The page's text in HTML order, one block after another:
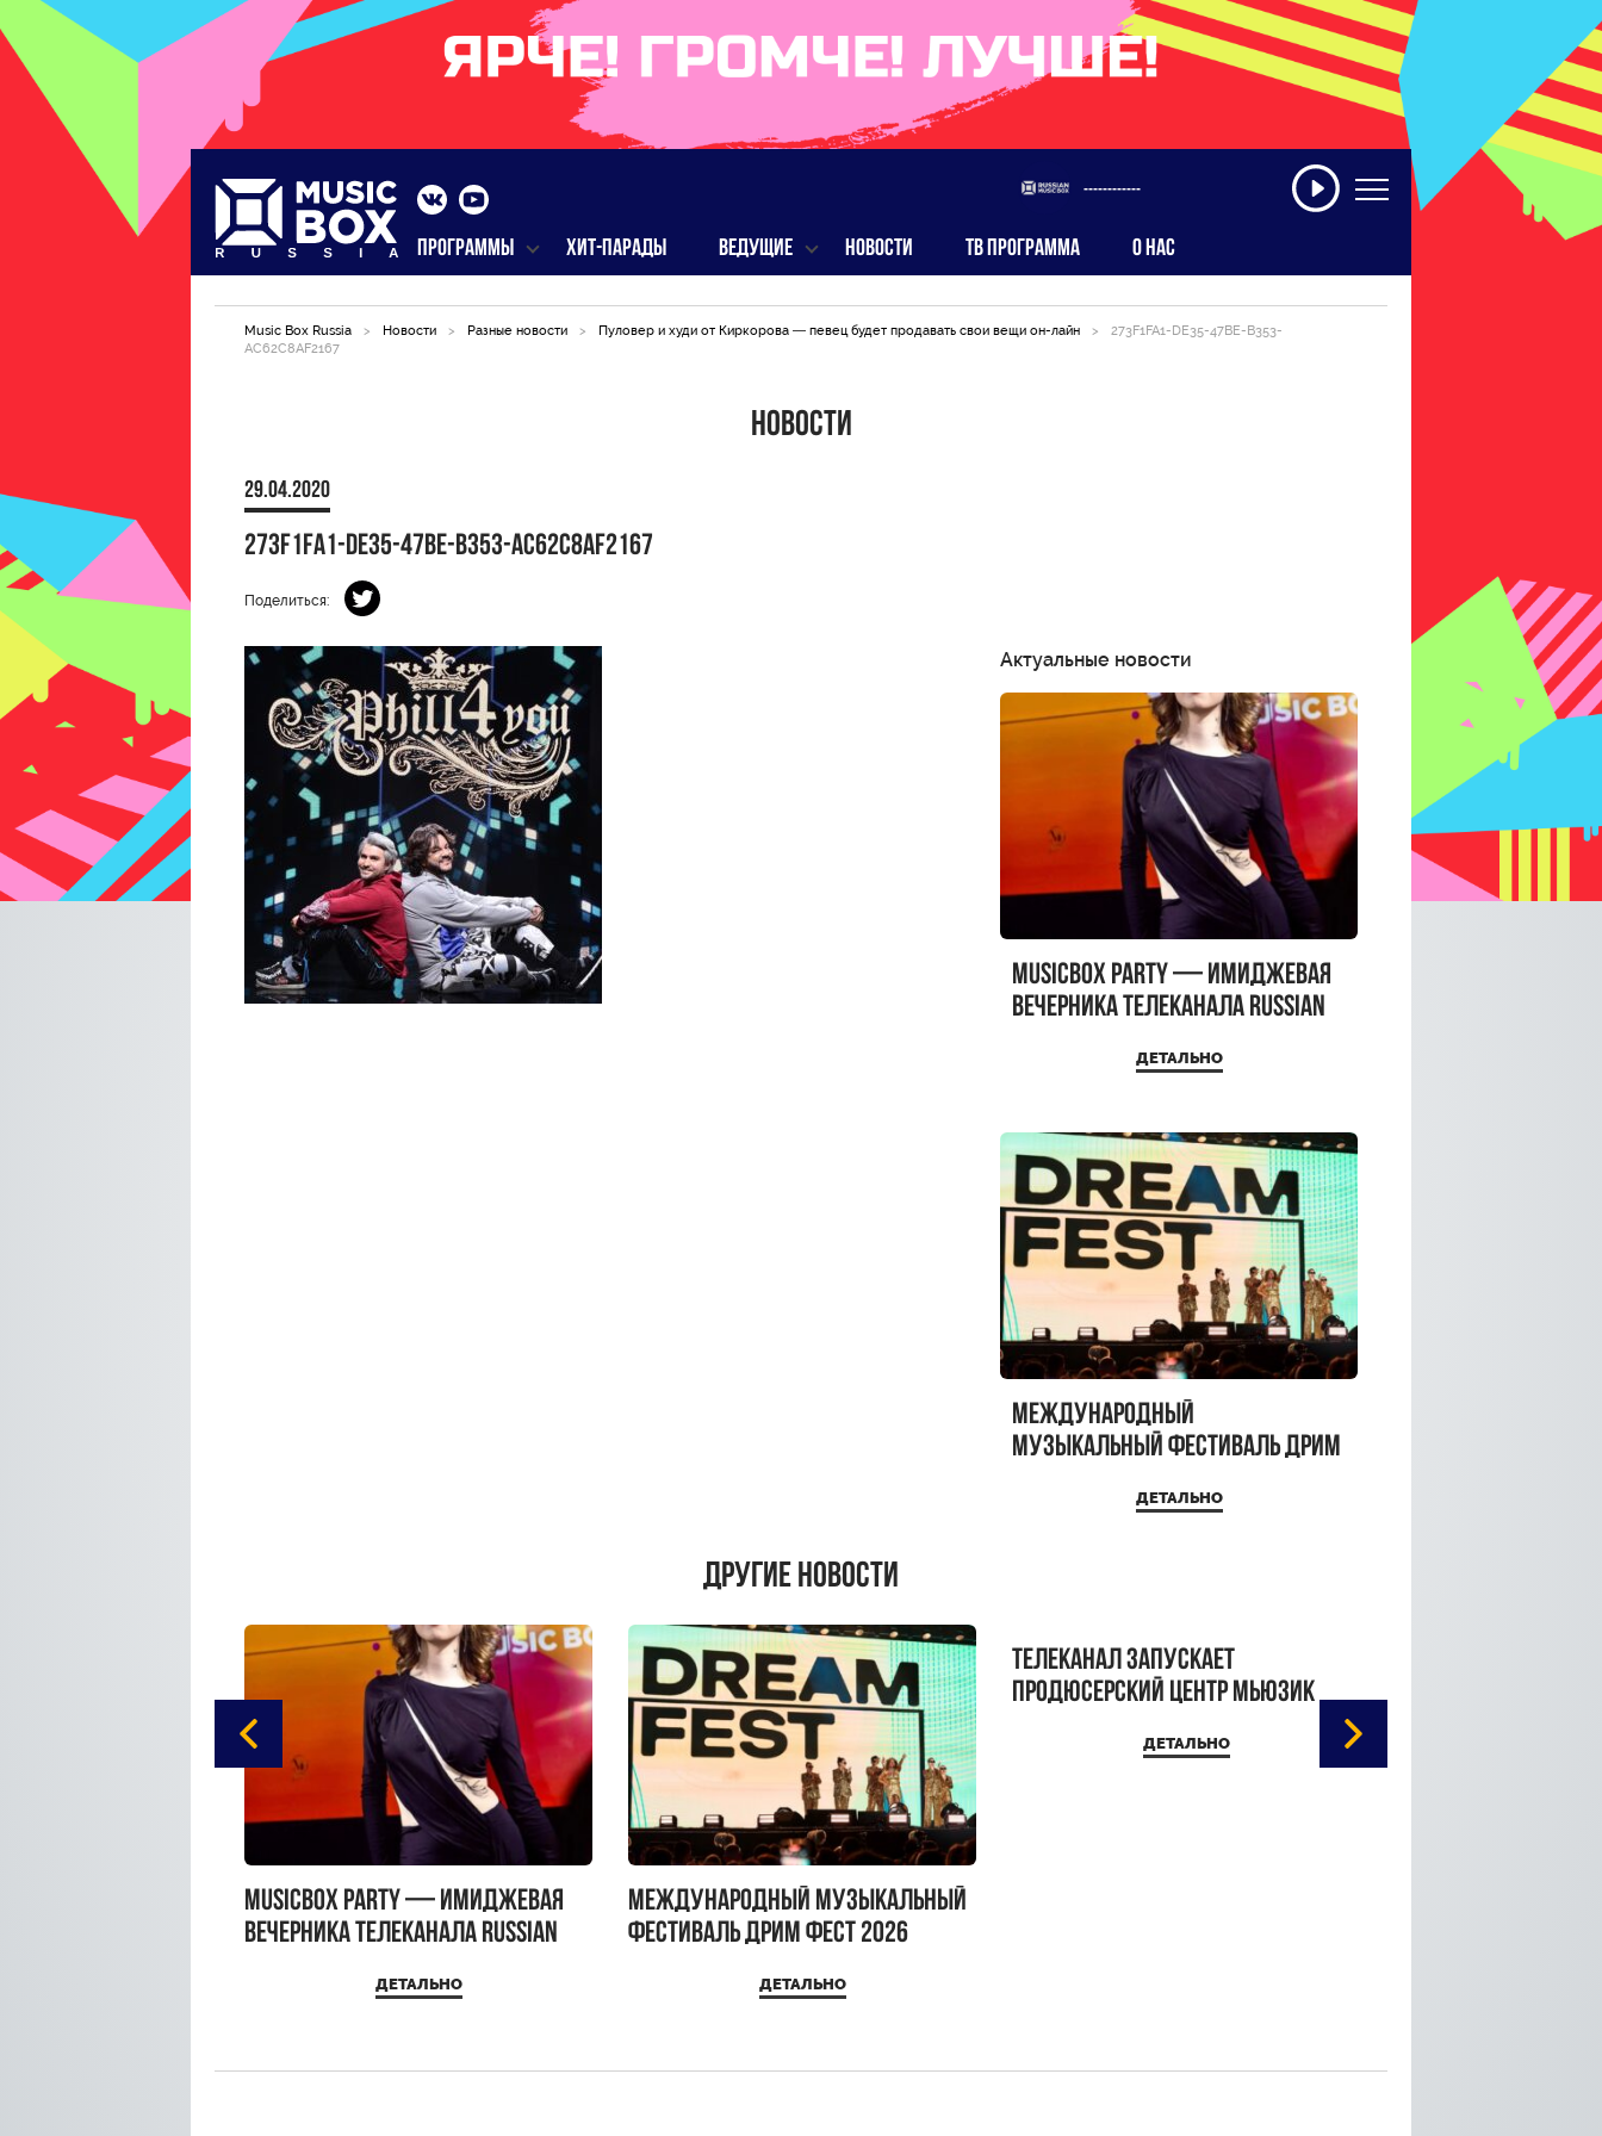
------------
ПРОГРАММЫ ХИТ-ПАРАДЫ ВЕДУЩИЕ НОВОСТИ ТВ ПРОГРАММА О НАС
Music Box Russia > Новости > Разные новости > Пуловер и худи от Киркорова — певец будет продавать свои вещи он-лайн >
273F1FA1-DE35-47BE-B353-
AC62C8AF2167
Новости
29.04.2020
273F1FA1-DE35-47BE-B353-AC62C8AF2167
Поделиться:
Актуальные новости
MUSICBOX PARTY — имиджевая
вечерника телеканала RUSSIAN
ДЕТАЛЬНО
Международный
музыкальный фестиваль ДРИМ
ДЕТАЛЬНО
Другие новости
MUSICBOX PARTY — имиджевая
вечерника телеканала RUSSIAN
ДЕТАЛЬНО
Международный музыкальный
фестиваль ДРИМ ФЕСТ 2026
ДЕТАЛЬНО
Телеканал запускает
продюсерский центр Мьюзик
ДЕТАЛЬНО